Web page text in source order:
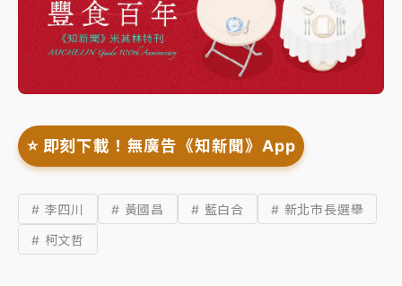
⭐️ 即刻下載！無廣告《知新聞》App
# 李四川 # 黃國昌 # 藍白合
# 新北市長選舉
# 柯文哲